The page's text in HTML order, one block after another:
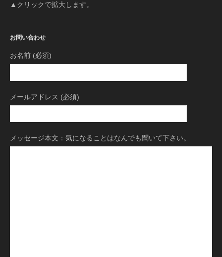
▲クリックで拡大します。
お問い合わせ
お名前 (必須)
メールアドレス (必須)
メッセージ本文：気になることはなんでも聞いて下さい。